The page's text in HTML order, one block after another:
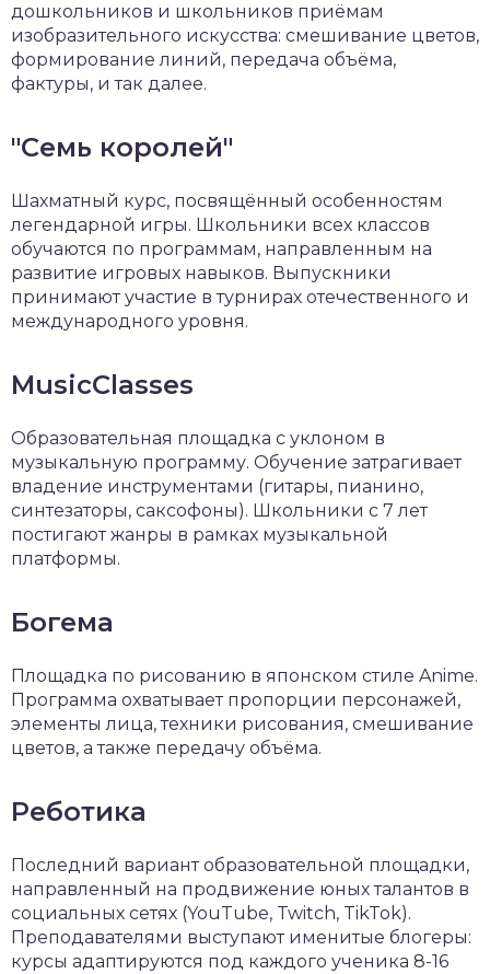
дошкольников и школьников приёмам
изобразительного искусства: смешивание цветов,
формирование линий, передача объёма,
фактуры, и так далее.
"Семь королей"
Шахматный курс, посвящённый особенностям
легендарной игры. Школьники всех классов
обучаются по программам, направленным на
развитие игровых навыков. Выпускники
принимают участие в турнирах отечественного и
международного уровня.
MusicClasses
Образовательная площадка с уклоном в
музыкальную программу. Обучение затрагивает
владение инструментами (гитары, пианино,
синтезаторы, саксофоны). Школьники с 7 лет
постигают жанры в рамках музыкальной
платформы.
Богема
Площадка по рисованию в японском стиле Anime.
Программа охватывает пропорции персонажей,
элементы лица, техники рисования, смешивание
цветов, а также передачу объёма.
Реботика
Последний вариант образовательной площадки,
направленный на продвижение юных талантов в
социальных сетях (YouTube, Twitch, TikTok).
Преподавателями выступают именитые блогеры:
курсы адаптируются под каждого ученика 8-16